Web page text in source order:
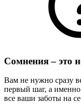
Сомнения – это
Вам не нужно сразу
первый шаг, а
все ваши заботы на